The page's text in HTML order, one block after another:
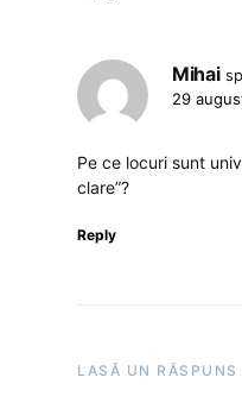
Mihai
29
Pe ce locuri sunt
clare”?
Reply
LASĂ UN RĂSPUNS